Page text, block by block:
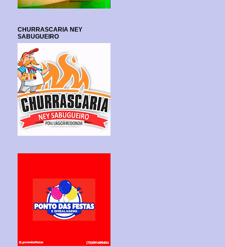
CHURRASCARIA NEY
SABUGUEIRO